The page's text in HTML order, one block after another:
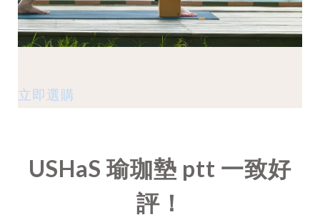
立即選購
USHaS 瑜珈墊 ptt 一致好
評！